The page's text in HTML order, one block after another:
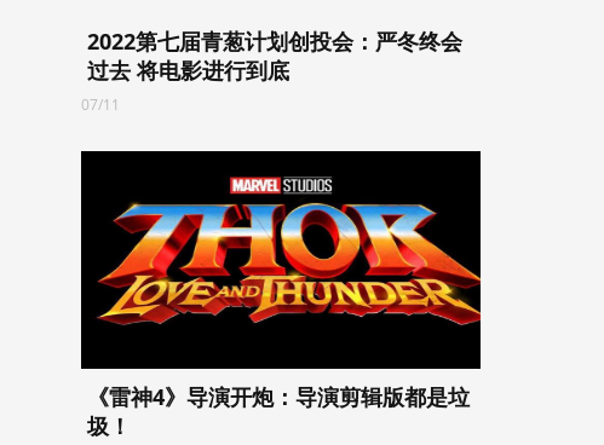
2022第七届青葱计划创投会：严冬终会
过去 将电影进行到底
07/11
《雷神4》导演开炮：导演剪辑版都是垃
圾！